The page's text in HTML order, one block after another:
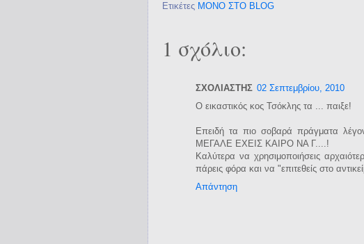
Ετικέτες ΜΟΝΟ ΣΤΟ BLOG
1 σχόλιο:
ΣΧΟΛΙΑΣΤΗΣ 02 Σεπτεμβρίου, 2010
Ο εικαστικός κος Τσόκλης τα ... παιξε!
Επειδή τα πιο σοβαρά πράγματα
ΜΕΓΑΛΕ ΕΧΕΙΣ ΚΑΙΡΟ ΝΑ Γ....!
Καλύτερα να χρησιμοποιήσεις
πάρεις φόρα και να "επιτεθείς στο
Απάντηση